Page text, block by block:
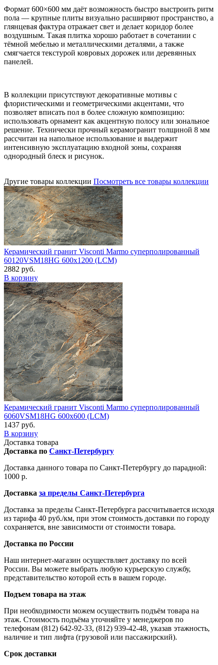
Формат 600×600 мм даёт возможность быстро выстроить ритм
пола — крупные плиты визуально расширяют пространство, а
глянцевая фактура отражает свет и делает коридор более
воздушным. Такая плитка хорошо работает в сочетании с
тёмной мебелью и металлическими деталями, а также
смягчается текстурой ковровых дорожек или деревянных
панелей.
В коллекции присутствуют декоративные мотивы с
флористическими и геометрическими акцентами, что
позволяет вписать пол в более сложную композицию:
использовать орнамент как акцентную полосу или зональное
решение. Технически прочный керамогранит толщиной 8 мм
рассчитан на напольное использование и выдержит
интенсивную эксплуатацию входной зоны, сохраняя
однородный блеск и рисунок.
Другие товары коллекции Посмотреть все товары коллекции
Керамический гранит Visconti Marmo суперполированный
60120VSM18HG 600x1200 (LCM)
2882 руб.
В корзину
Керамический гранит Visconti Marmo суперполированный
6060VSM18HG 600x600 (LCM)
1437 руб.
В корзину
Доставка товара
Доставка по Санкт-Петербургу
Доставка данного товара по Санкт-Петербургу до парадной:
1000 р.
Доставка за пределы Санкт-Петербурга
Доставка за пределы Санкт-Петербурга рассчитывается исходя
из тарифа 40 руб./км, при этом стоимость доставки по городу
сохраняется, вне зависимости от стоимости товара.
Доставка по России
Наш интернет-магазин осуществляет доставку по всей
России. Вы можете выбрать любую курьерскую службу,
представительство которой есть в вашем городе.
Подъем товара на этаж
При необходимости можем осуществить подъём товара на
этаж. Стоимость подъёма уточняйте у менеджеров по
телефонам (812) 642-92-33, (812) 939-42-48, указав этажность,
наличие и тип лифта (грузовой или пассажирский).
Срок доставки